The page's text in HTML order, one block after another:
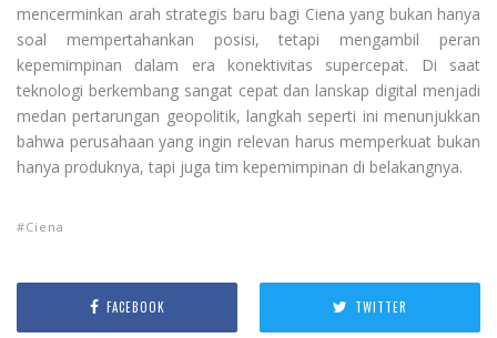
mencerminkan arah strategis baru bagi Ciena yang bukan hanya
soal mempertahankan posisi, tetapi mengambil peran
kepemimpinan dalam era konektivitas supercepat. Di saat
teknologi berkembang sangat cepat dan lanskap digital menjadi
medan pertarungan geopolitik, langkah seperti ini menunjukkan
bahwa perusahaan yang ingin relevan harus memperkuat bukan
hanya produknya, tapi juga tim kepemimpinan di belakangnya.
Ciena
FACEBOOK TWITTER